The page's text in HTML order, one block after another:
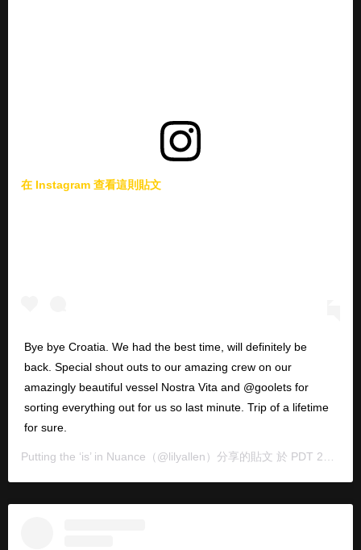
在 Instagram 查看這則貼文
Bye bye Croatia. We had the best time, will definitely be
back. Special shout outs to our amazing crew on our
amazingly beautiful vessel Nostra Vita and @goolets for
sorting everything out for us so last minute. Trip of a lifetime
for sure.
Putting the ‘is’ in Nuance （@lilyallen）分享的貼文 於 PDT 2020 年 8月 月 29 日 上午 7:12